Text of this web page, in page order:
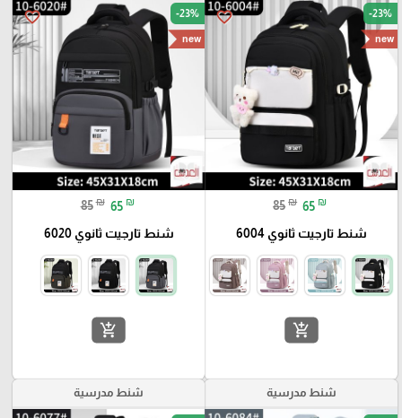
favorite_border -23%
new
85 ₪ 65 ₪
شنط تارجيت ثانوي 6004
add_shopping_cart
favorite_border -23%
new
85 ₪ 65 ₪
شنط تارجيت ثانوي 6020
add_shopping_cart
شنط مدرسية شنط مدرسية